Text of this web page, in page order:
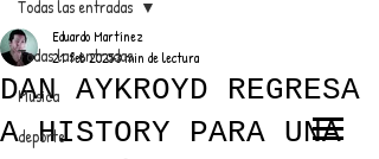
EL TRENDY TOP
Todas las entradas
Música
deporte
Todas las entradas
DAN AYKROYD REGRESA
A HISTORY PARA UNA
Eduardo Martínez
21 feb 20253 min de lectura